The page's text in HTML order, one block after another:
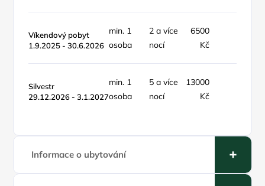
Víkendový pobyt
1.9.2025 - 30.6.2026
min. 1
osoba
2 a více
nocí
6500
Kč
Silvestr
29.12.2026 - 3.1.2027
min. 1
osoba
5 a více
nocí
13000
Kč
Informace o ubytování